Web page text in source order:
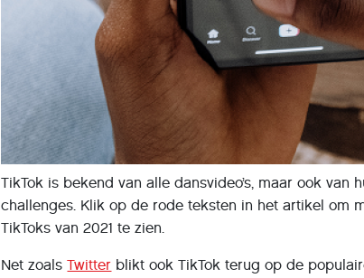
TikTok is bekend van alle dansvideo’s, maar ook
challenges. Klik op de rode teksten in het artikel om
TikToks van 2021 te zien.
Net zoalsTwitter blikt ook TikTok terug op de